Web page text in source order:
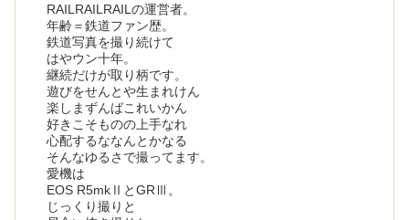
RAILRAILRAILの運営者。
年齢＝鉄道ファン歴。
鉄道写真を撮り続けて
はやウン十年。
継続だけが取り柄です。
遊びをせんとや生まれけん
楽しまずんばこれいかん
好きこそものの上手なれ
心配するななんとかなる
そんなゆるさで撮ってます。
愛機は
EOS R5mkⅡとGRⅢ。
じっくり撮りと